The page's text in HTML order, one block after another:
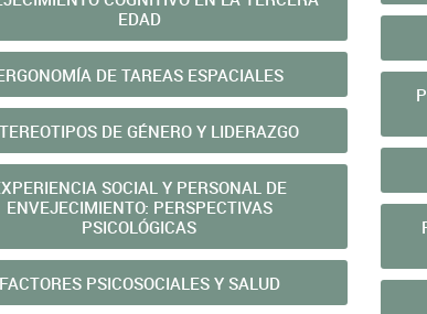
EDAD
DE TAREAS ESPACIALES
DE GÉNERO Y LIDERAZGO
SOCIAL Y PERSONAL DE
ENVEJECIMIENTO: PERSPECTIVAS
PSICOLÓGICAS
FACTORES PSICOSOCIALES Y SALUD